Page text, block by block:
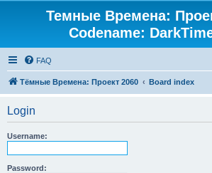
Темные Времена:
Codename:
FAQ
Тёмные Времена: Проект 2060 Board index
Login
Username:
Password: